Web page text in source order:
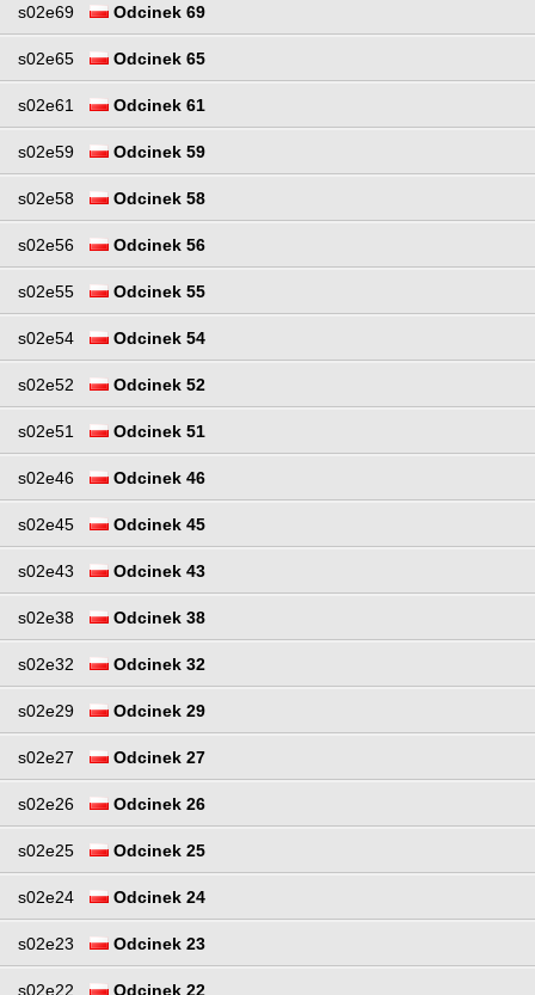
s02e69 Odcinek 69
s02e65 Odcinek 65
s02e61 Odcinek 61
s02e59 Odcinek 59
s02e58 Odcinek 58
s02e56 Odcinek 56
s02e55 Odcinek 55
s02e54 Odcinek 54
s02e52 Odcinek 52
s02e51 Odcinek 51
s02e46 Odcinek 46
s02e45 Odcinek 45
s02e43 Odcinek 43
s02e38 Odcinek 38
s02e32 Odcinek 32
s02e29 Odcinek 29
s02e27 Odcinek 27
s02e26 Odcinek 26
s02e25 Odcinek 25
s02e24 Odcinek 24
s02e23 Odcinek 23
s02e22 Odcinek 22